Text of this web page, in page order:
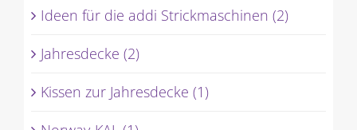
Ideen für die addi Strickmaschinen (2)
Jahresdecke (2)
Kissen zur Jahresdecke (1)